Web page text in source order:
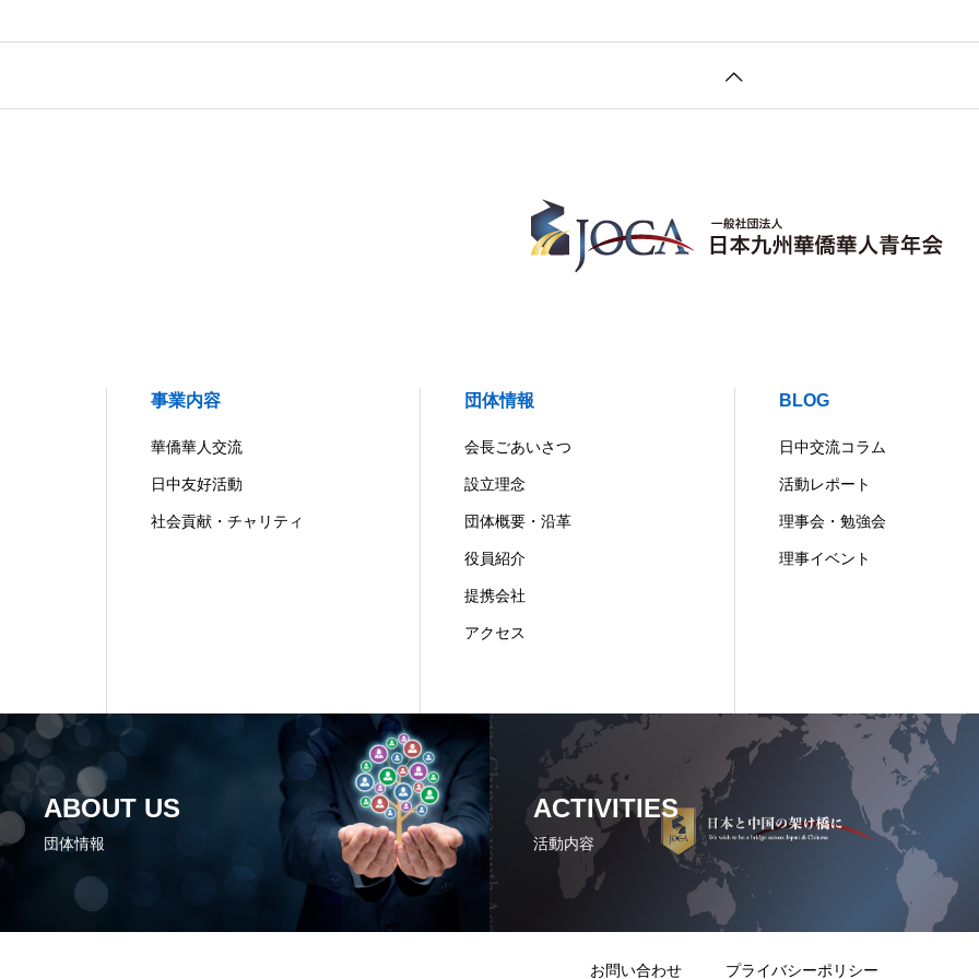
事業内容
華僑華人交流
日中友好活動
社会貢献・チャリティ
団体情報
会長ごあいさつ
設立理念
団体概要・沿革
役員紹介
提携会社
アクセス
BLOG
日中交流コラム
活動レポート
理事会・勉強会
理事イベント
ABOUT US
団体情報
ACTIVITIES
活動内容
お問い合わせ プライバシーポリシー